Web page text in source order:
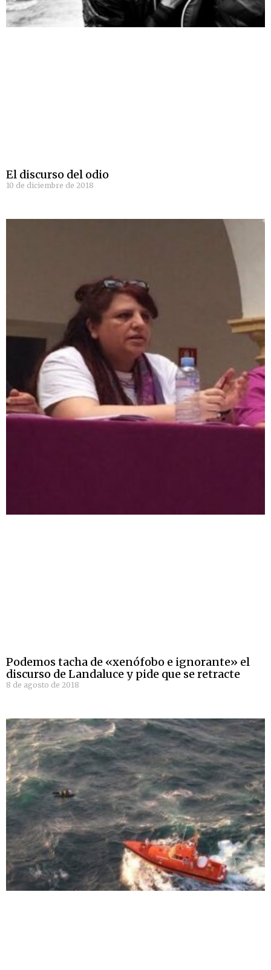
El discurso del odio
10 de diciembre de 2018
Podemos tacha de «xenófobo e ignorante» el
discurso de Landaluce y pide que se retracte
8 de agosto de 2018